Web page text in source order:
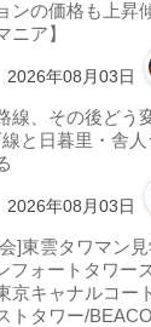
ンの価格も上昇
ニア】
2026年08月03日
線、その後どう
と日暮里・舎人
2026年08月03日
]東雲タワマン
フォートタワー
京キャナルコー
トタワー/